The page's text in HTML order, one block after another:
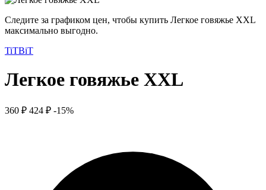
Следите за графиком цен, чтобы купить Легкое говяжье XXL
максимально выгодно.
TiTBiT
Легкое говяжье XXL
360 ₽ 424 ₽ -15%